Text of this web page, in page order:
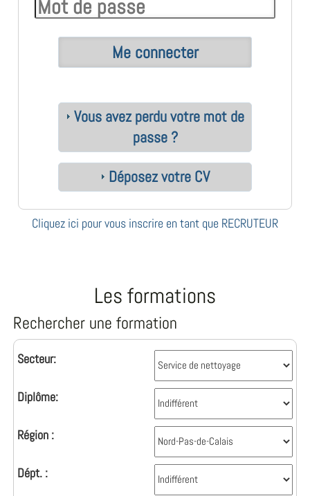
Vous avez perdu votre mot de
passe ?
Déposez votre CV
Cliquez ici pour vous inscrire en tant que RECRUTEUR
Les formations
Rechercher une formation
Secteur:
Diplôme:
Région :
Dépt. :